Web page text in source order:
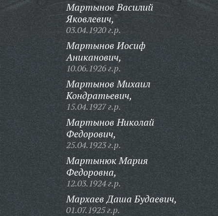
Мартынов Василий
Яковлевич,
03.04.1920 г.р.
Мартынов Иосиф
Аниканович,
10.06.1926 г.р.
Мартынов Михаил
Кондратьевич,
15.04.1927 г.р.
Мартынов Николай
Федорович,
25.04.1923 г.р.
Мартынюк Мария
Федоровна,
12.03.1924 г.р.
Мархаев Даша Будаевич,
01.07.1925 г.р.